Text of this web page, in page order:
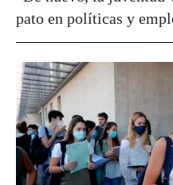
pato en políticas y